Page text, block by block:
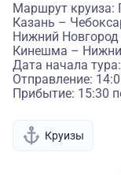
Маршрут круиза:
Казань –
Нижний
Кинешма –
Дата начала
Отправление:
Прибытие: 15:30
Круизы